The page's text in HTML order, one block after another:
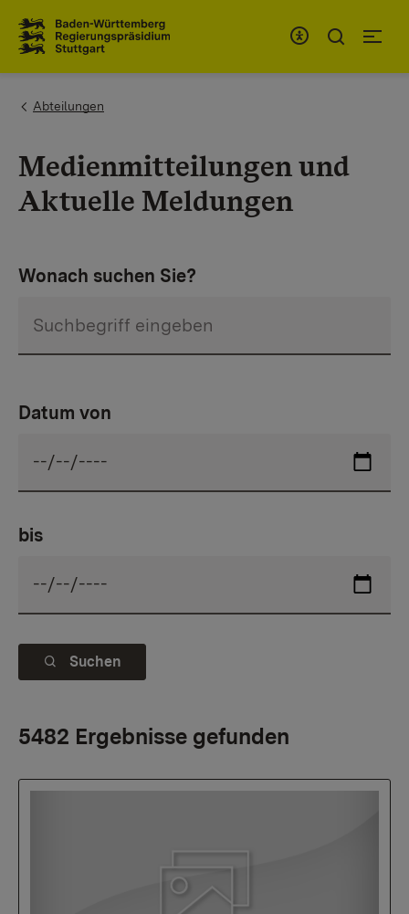
You are here:
Abteilungen
Medienmitteilungen und
Aktuelle Meldungen
Wonach suchen Sie?
Datum von
bis
Suchen
5482 Ergebnisse gefunden